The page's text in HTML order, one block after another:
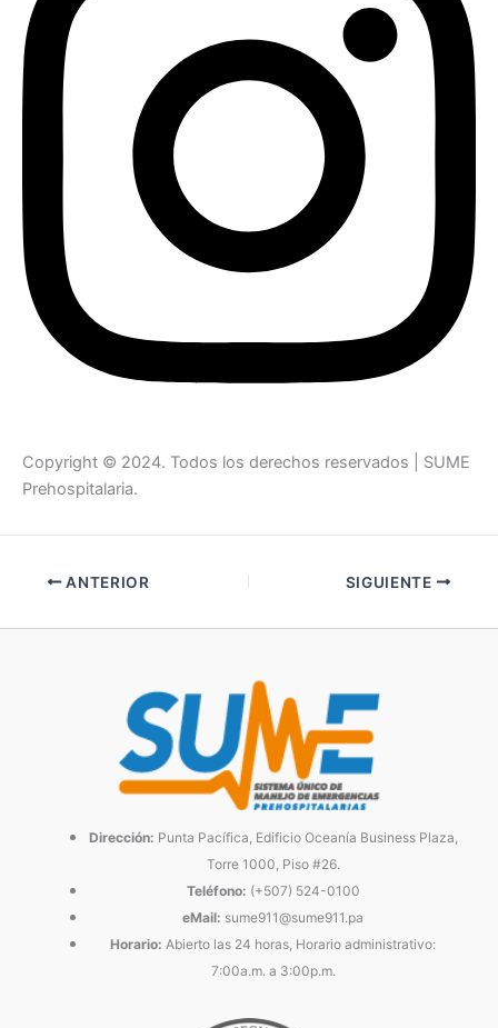
Copyright © 2024. Todos los derechos reservados | SUME
Prehospitalaria.
ANTERIOR SIGUIENTE
Dirección: Punta Pacífica, Edificio Oceanía Business Plaza,
Torre 1000, Piso #26.
Teléfono: (+507) 524-0100
eMail: sume911@sume911.pa
Horario: Abierto las 24 horas, Horario administrativo:
7:00a.m. a 3:00p.m.